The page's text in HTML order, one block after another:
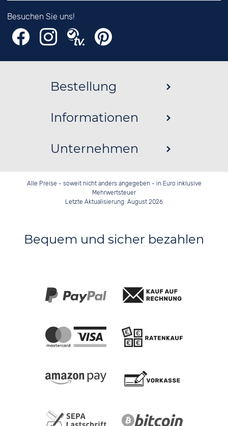
Besuchen Sie uns!
Bestellung
Informationen
Unternehmen
Alle Preise - soweit nicht anders angegeben - in Euro inklusive
Mehrwertsteuer
Letzte Aktualisierung: August 2026
Bequem und sicher bezahlen